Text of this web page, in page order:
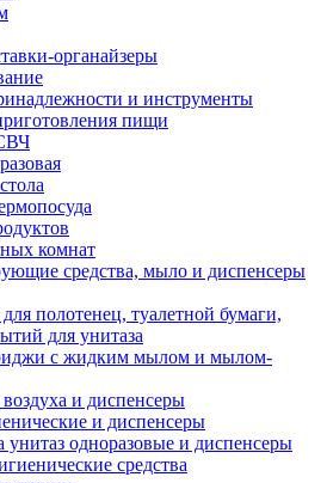
органайзеры
и инструменты
пищи
комнат
средства, мыло и диспенсеры
полотенец, туалетной бумаги,
для унитаза
с жидким мылом и мылом-
и диспенсеры
и диспенсеры
одноразовые и диспенсеры
средства